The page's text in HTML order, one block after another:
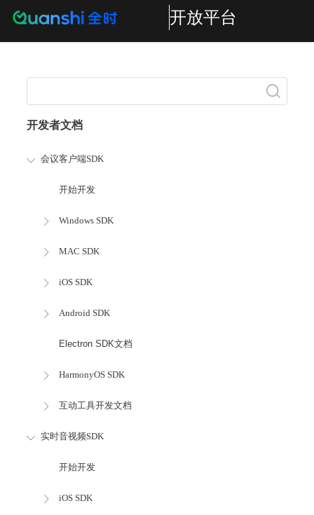
开放平台
开发者文档
会议客户端SDK
开始开发
Windows SDK
MAC SDK
iOS SDK
Android SDK
Electron SDK文档
HarmonyOS SDK
互动工具开发文档
实时音视频SDK
开始开发
iOS SDK